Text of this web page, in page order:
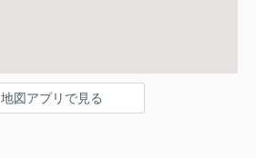
地図アプリで見る